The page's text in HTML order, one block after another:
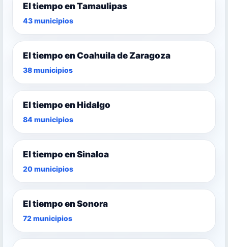
El tiempo en Tamaulipas
43 municipios
El tiempo en Coahuila de Zaragoza
38 municipios
El tiempo en Hidalgo
84 municipios
El tiempo en Sinaloa
20 municipios
El tiempo en Sonora
72 municipios